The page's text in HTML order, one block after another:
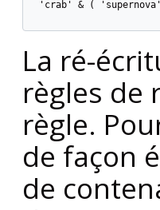
'crab' & (
La ré-
règles de
règle.
de façon
de